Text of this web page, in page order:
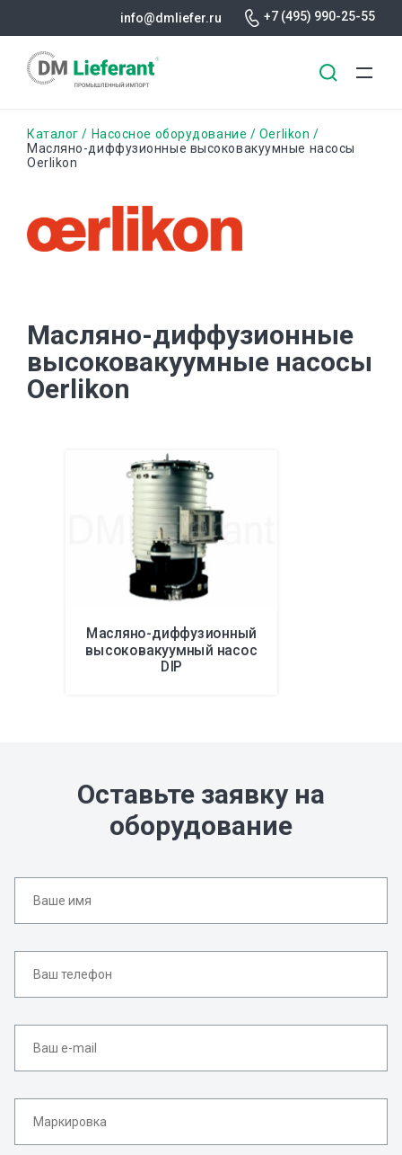
основному
info@dmliefer.ru +7 (495) 990-25-55
Строка
навигации
Каталог Насосное оборудование
Oerlikon
Масляно-диффузионные высоковакуумные насосы
Oerlikon
Масляно-диффузионные
высоковакуумные насосы
Oerlikon
Масляно-диффузионный
высоковакуумный насос
DIP
Оставьте заявку на
оборудование